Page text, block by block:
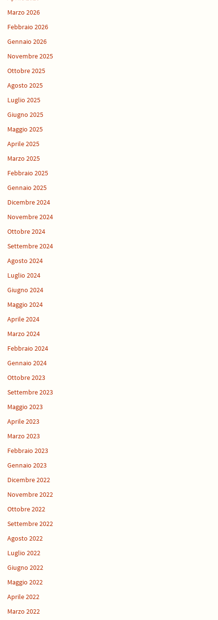
Marzo 2026
Febbraio 2026
Gennaio 2026
Novembre 2025
Ottobre 2025
Agosto 2025
Luglio 2025
Giugno 2025
Maggio 2025
Aprile 2025
Marzo 2025
Febbraio 2025
Gennaio 2025
Dicembre 2024
Novembre 2024
Ottobre 2024
Settembre 2024
Agosto 2024
Luglio 2024
Giugno 2024
Maggio 2024
Aprile 2024
Marzo 2024
Febbraio 2024
Gennaio 2024
Ottobre 2023
Settembre 2023
Maggio 2023
Aprile 2023
Marzo 2023
Febbraio 2023
Gennaio 2023
Dicembre 2022
Novembre 2022
Ottobre 2022
Settembre 2022
Agosto 2022
Luglio 2022
Giugno 2022
Maggio 2022
Aprile 2022
Marzo 2022